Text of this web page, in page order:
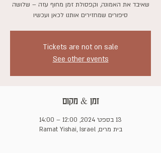
שאיבד את האמונה, וקפסולת זמן מחוף עזה – שלושה
סיפורים שמחזירים אותנו לכאן ועכשיו
Tickets are not on sale
See other events
זמן & מקום
13 בספט׳ 2024, 12:00 – 14:00
בית מרים, Ramat Yishai, Israel